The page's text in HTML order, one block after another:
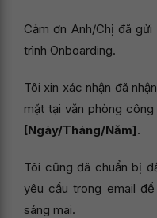
Cảm ơn Anh/Chị đã
trình Onboarding.
Tôi xin xác nhận đã
mặt tại văn phòng
[Ngày/Tháng/Năm].
Tôi cũng đã chuẩn bị
yêu cầu trong email
sáng mai.